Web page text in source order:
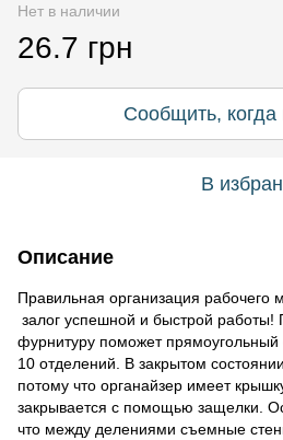
Нет в наличии
26.7 грн
Сообщить, когда
В
Описание
Правильная организация рабочего
залог успешной и быстрой работы!
фурнитуру поможет прямоугольный
10 отделений. В закрытом
потому что органайзер имеет
закрывается с помощью защелки.
что между делениями съемные